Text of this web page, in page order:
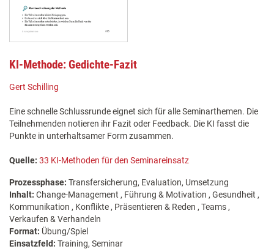
KI-Methode: Gedichte-Fazit
Gert Schilling
Eine schnelle Schlussrunde eignet sich für alle Seminarthemen. Die
Teilnehmenden notieren ihr Fazit oder Feedback. Die KI fasst die
Punkte in unterhaltsamer Form zusammen.
Quelle: 33 KI-Methoden für den Seminareinsatz
Prozessphase: Transfersicherung, Evaluation, Umsetzung
Inhalt: Change-Management , Führung & Motivation , Gesundheit ,
Kommunikation , Konflikte , Präsentieren & Reden , Teams ,
Verkaufen & Verhandeln
Format: Übung/Spiel
Einsatzfeld: Training, Seminar